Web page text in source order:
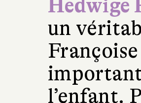
Hedwige
un
l’enfant.